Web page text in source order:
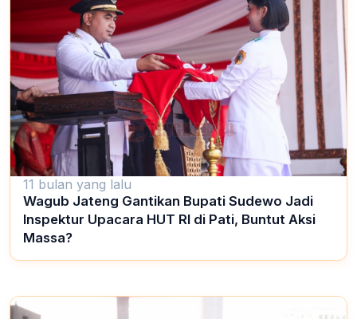
11 bulan yang lalu
Wagub Jateng Gantikan Bupati Sudewo Jadi
Inspektur Upacara HUT RI di Pati, Buntut Aksi
Massa?